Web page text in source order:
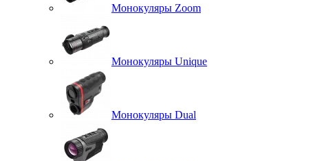
Монокуляры Zoom
Монокуляры Unique
Монокуляры Dual